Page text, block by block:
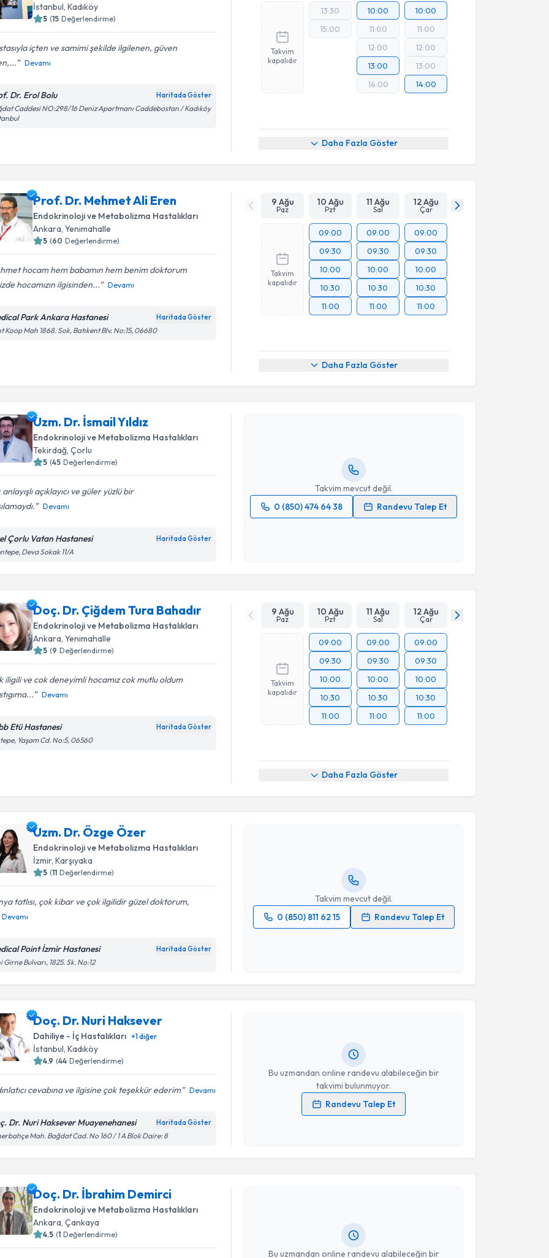
İstanbul,Kadıköy
5 (15 Değerlendirme)
içten ve samimi şekilde ilgilenen, güven
Devamı
Dr. Erol Bolu Haritada Göster
Caddesi NO:298/16 Deniz Apartmanı Caddebostan / Kadıköy
Takvim
kapalıdır
13:30
15:00
10:00
11:00
12:00
13:00
14:00
10:00
11:00
12:00
13:00
14:00
Daha Fazla Göster
Prof. Dr. Mehmet Ali Eren
Endokrinoloji ve Metabolizma Hastalıkları
Ankara ,Yenimahalle
5 (60 Değerlendirme)
hocam hem babamın hem benim doktorum
hocamızın ilgisinden...
Devamı
Park Ankara Hastanesi Haritada Göster
Koop Mah 1868. Sok, Batıkent Blv. No:15, 06680
9 Ağu
Paz
10 Ağu
Pzt
11 Ağu
Sal
12 Ağu
Çar
Takvim
kapalıdır
09:00
09:30
10:00
10:30
11:00
09:00
09:30
10:00
10:30
11:00
09:00
09:30
10:00
10:30
11:00
Daha Fazla Göster
Uzm. Dr. İsmail Yıldız
Endokrinoloji ve Metabolizma Hastalıkları
Tekirdağ,Çorlu
5 (45 Değerlendirme)
açıklayıcı ve güler yüzlü bir
Devamı
Çorlu Vatan Hastanesi Haritada Göster
Deva Sokak 11/A
Takvim mevcut değil.
0 (850) 474 64 38
Randevu Talep Et
Randevu Takvimi Talebi
Uzm. Dr. İsmail Yıldız
Takvim Talebini Gönder
Doç. Dr. Çiğdem Tura Bahadır
Endokrinoloji ve Metabolizma Hastalıkları
Ankara,Yenimahalle
5 (9 Değerlendirme)
iligili ve cok deneyimli hocamız cok mutlu oldum
Devamı
Etü Hastanesi Haritada Göster
Yaşam Cd. No:5, 06560
9 Ağu
Paz
10 Ağu
Pzt
11 Ağu
Sal
12 Ağu
Çar
Takvim
kapalıdır
09:00
09:30
10:00
10:30
11:00
09:00
09:30
10:00
10:30
11:00
09:00
09:30
10:00
10:30
11:00
Daha Fazla Göster
Uzm. Dr. Özge Özer
Endokrinoloji ve Metabolizma Hastalıkları
İzmir,Karşıyaka
5 (11 Değerlendirme)
tatlısı, çok kibar ve çok ilgilidir güzel doktorum,
Devamı
Point İzmir Hastanesi Haritada Göster
Girne Bulvarı, 1825. Sk. No:12
Takvim mevcut değil.
0 (850) 811 62 15
Randevu Talep Et
Randevu Takvimi Talebi
Uzm. Dr. Özge Özer
Takvim Talebini Gönder
Doç. Dr. Nuri Haksever
Dahiliye - İç Hastalıkları +1diğer
İstanbul ,Kadıköy
4.9 (44 Değerlendirme)
cevabına ve ilgisine çok teşekkür ederim Devamı
Dr. Nuri Haksever Muayenehanesi Haritada Göster
Mah. Bağdat Cad. No 160 / 1 A Blok Daire: 8
Bu uzmandan online randevu alabileceğin bir
takvimi bulunmuyor.
Randevu Talep Et
Kişisel verilerimin işlenmesine ilişkinAydınlatma Metni
Doç. Dr. İbrahim Demirci
Endokrinoloji ve Metabolizma Hastalıkları
Ankara ,Çankaya
4.5 (1 Değerlendirme)
Bu uzmandan online randevu alabileceğin bir
Randevu Takvimi Talebi
Doç. Dr. İbrahim Demirci